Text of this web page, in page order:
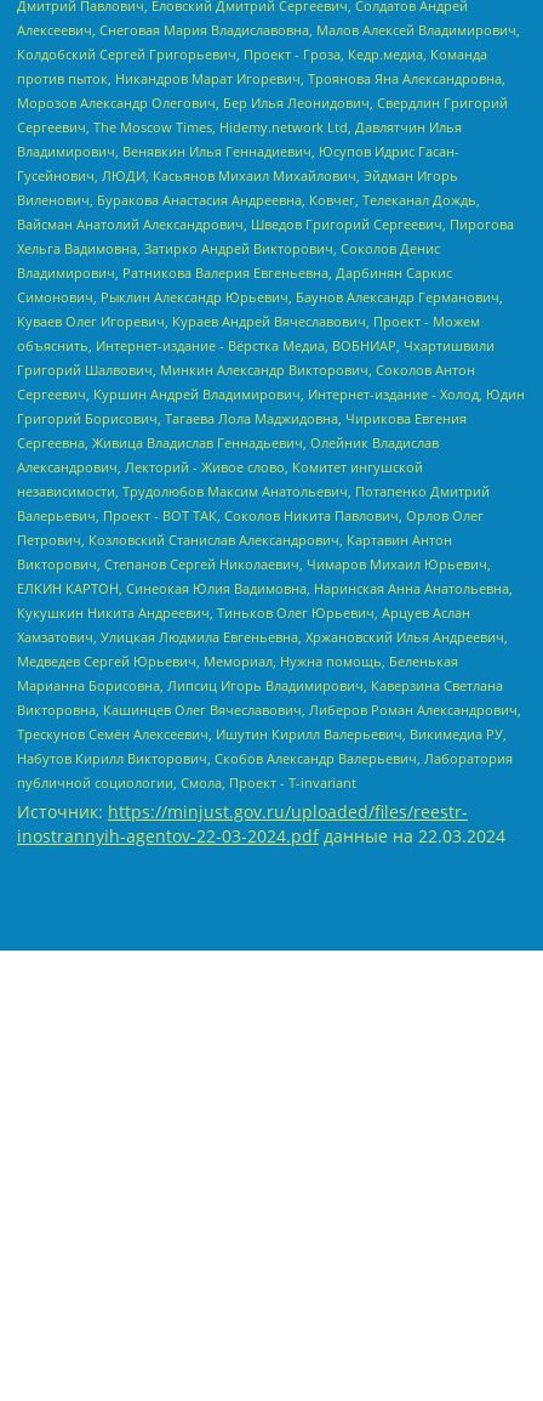
Источник: https://minjust.gov.ru/uploaded/files/reestr-
inostrannyih-agentov-22-03-2024.pdfданные на 22.03.2024